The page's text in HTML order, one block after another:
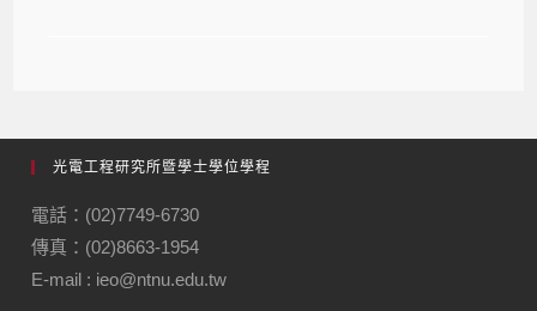
光電工程研究所暨學士學位學程
電話：(02)7749-6730
傳真：(02)8663-1954
E-mail : ieo@ntnu.edu.tw